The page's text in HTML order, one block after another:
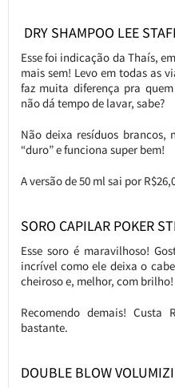
DRY SHAMPOO LEE
Esse foi indicação da Thaís,
mais sem! Levo em todas as
faz muita diferença pra
não dá tempo de lavar, sabe?
Não deixa resíduos brancos,
“duro” e funciona super bem!
A versão de 50 ml sai por
SORO CAPILAR POKER
Esse soro é maravilhoso!
incrível como ele deixa o
cheiroso e, melhor, com brilho!
Recomendo demais! Custa
bastante.
DOUBLE BLOW